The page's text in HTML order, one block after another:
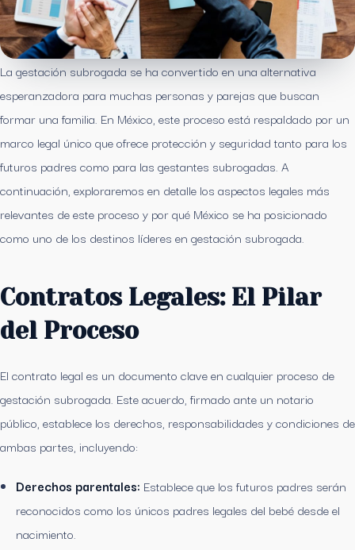
La gestación subrogada se ha convertido en una alternativa
esperanzadora para muchas personas y parejas que buscan
formar una familia. En México, este proceso está respaldado por un
marco legal único que ofrece protección y seguridad tanto para los
futuros padres como para las gestantes subrogadas. A
continuación, exploraremos en detalle los aspectos legales más
relevantes de este proceso y por qué México se ha posicionado
como uno de los destinos líderes en gestación subrogada.
Contratos Legales: El Pilar
del Proceso
El contrato legal es un documento clave en cualquier proceso de
gestación subrogada. Este acuerdo, firmado ante un notario
público, establece los derechos, responsabilidades y condiciones de
ambas partes, incluyendo:
Derechos parentales: Establece que los futuros padres serán
reconocidos como los únicos padres legales del bebé desde el
nacimiento.